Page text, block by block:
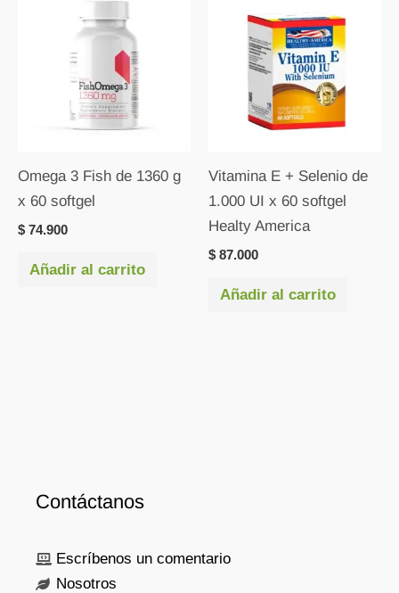
Omega 3 Fish de 1360 g
x 60 softgel
$ 74.900
Añadir al carrito
Vitamina E + Selenio de
1.000 UI x 60 softgel
Healty America
$ 87.000
Añadir al carrito
Contáctanos
Escríbenos un comentario
Nosotros